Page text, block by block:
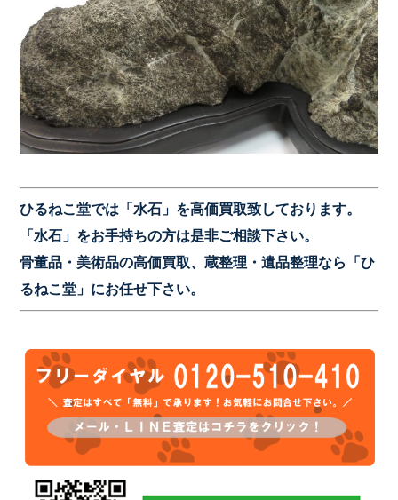
ひるねこ堂では「水石」を高価買取致しております。
「水石」をお手持ちの方は是非ご相談下さい。
骨董品・美術品の高価買取、蔵整理・遺品整理なら「ひ
るねこ堂」にお任せ下さい。